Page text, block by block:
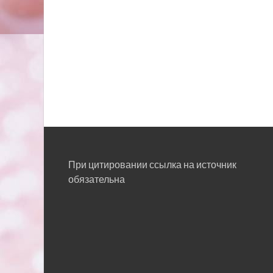
При цитировании ссылка на источник
обязательна